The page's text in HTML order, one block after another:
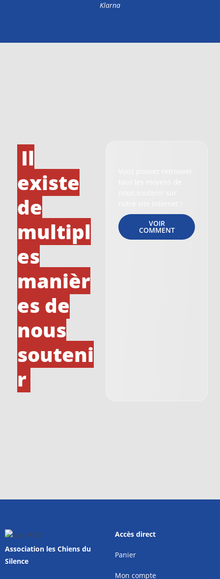
Klarna
Il
existe
de
multipl
es
manièr
es de
nous
souteni
r
VOIR
COMMENT
Association les Chiens du
Silence
Accès direct
Panier
Mon compte